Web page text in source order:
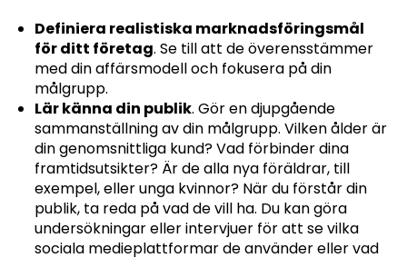
Definiera realistiska marknadsföringsmål
för ditt företag. Se till att de överensstämmer
med din affärsmodell och fokusera på din
målgrupp.
Lär känna din publik. Gör en djupgående
sammanställning av din målgrupp. Vilken ålder är
din genomsnittliga kund? Vad förbinder dina
framtidsutsikter? Är de alla nya föräldrar, till
exempel, eller unga kvinnor? När du förstår din
publik, ta reda på vad de vill ha. Du kan göra
undersökningar eller intervjuer för att se vilka
sociala medieplattformar de använder eller vad